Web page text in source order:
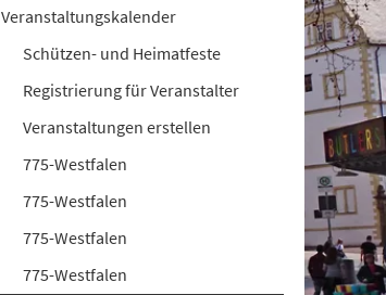
Veranstaltungskalender
Schützen- und Heimatfeste
Registrierung für Veranstalter
Veranstaltungen erstellen
775-Westfalen
775-Westfalen
775-Westfalen
775-Westfalen